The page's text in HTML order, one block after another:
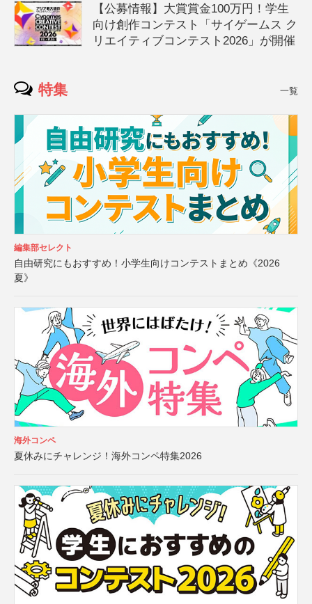
【公募情報】大賞賞金100万円！学生
向け創作コンテスト「サイゲームス ク
リエイティブコンテスト2026」が開催
特集 一覧
編集部セレクト
自由研究にもおすすめ！小学生向けコンテストまとめ《2026
夏》
海外コンペ
夏休みにチャレンジ！海外コンペ特集2026